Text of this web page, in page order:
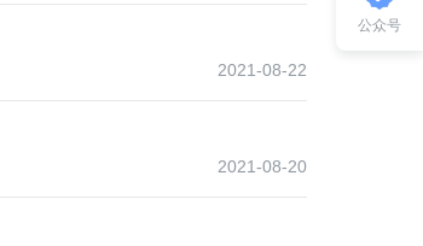
2021-08-22
2021-08-20
公众号